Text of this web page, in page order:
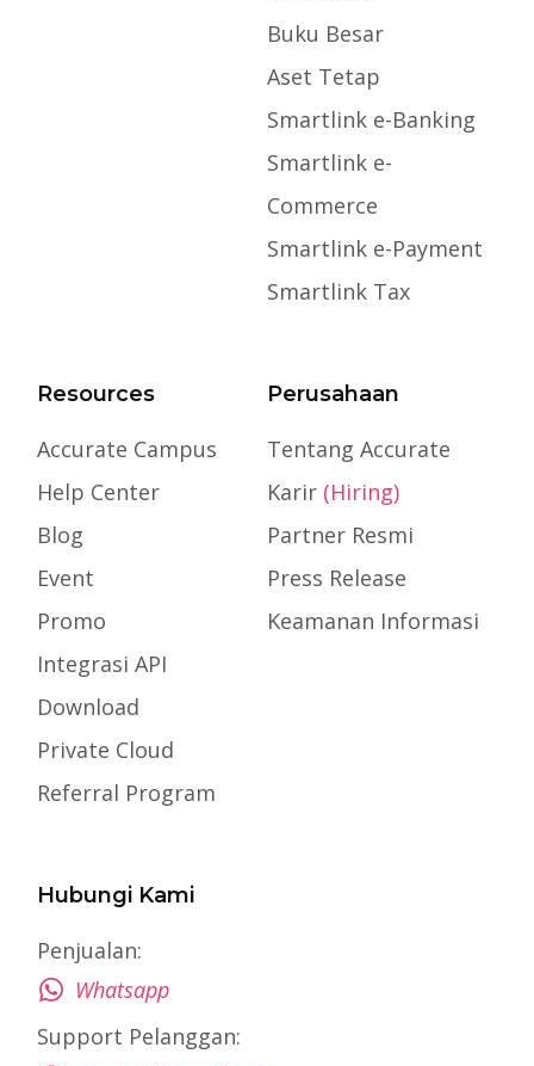
Buku Besar
Aset Tetap
Smartlink e-Banking
Smartlink e-
Commerce
Smartlink e-Payment
Smartlink Tax
Resources
Accurate Campus
Help Center
Blog
Event
Promo
Integrasi API
Download
Private Cloud
Referral Program
Perusahaan
Tentang Accurate
Karir (Hiring)
Partner Resmi
Press Release
Keamanan Informasi
Hubungi Kami
Penjualan:
Whatsapp
Support Pelanggan: